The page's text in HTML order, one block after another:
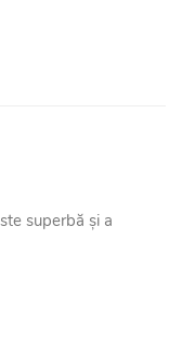
superbă și a